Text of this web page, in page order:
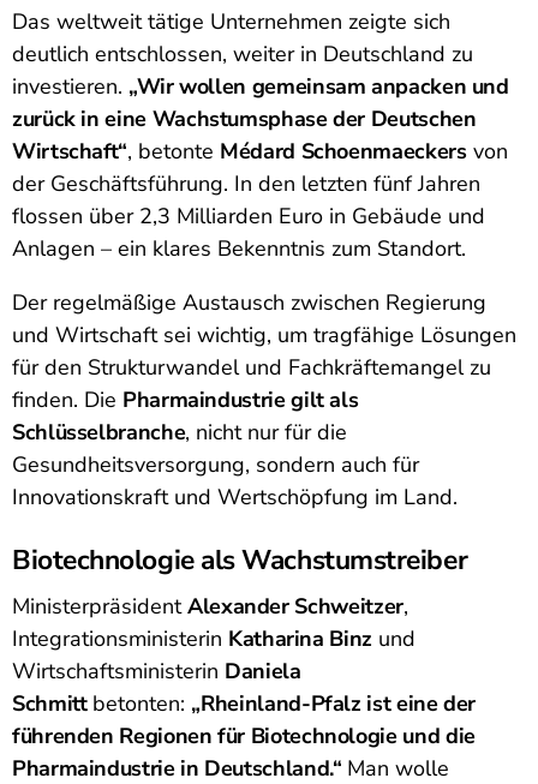
Das weltweit tätige Unternehmen zeigte sich
deutlich entschlossen, weiter in Deutschland zu
investieren. „Wir wollen gemeinsam anpacken und
zurück in eine Wachstumsphase der Deutschen
Wirtschaft“, betonte Médard Schoenmaeckersvon
der Geschäftsführung. In den letzten fünf Jahren
flossen über 2,3 Milliarden Euro in Gebäude und
Anlagen – ein klares Bekenntnis zum Standort.
Der regelmäßige Austausch zwischen Regierung
und Wirtschaft sei wichtig, um tragfähige Lösungen
für den Strukturwandel und Fachkräftemangel zu
finden. Die Pharmaindustrie gilt als
Schlüsselbranche, nicht nur für die
Gesundheitsversorgung, sondern auch für
Innovationskraft und Wertschöpfung im Land.
Biotechnologie als Wachstumstreiber
MinisterpräsidentAlexander Schweitzer,
Integrationsministerin Katharina Binz und
Wirtschaftsministerin Daniela
Schmittbetonten: „Rheinland-Pfalz ist eine der
führenden Regionen für Biotechnologie und die
Pharmaindustrie in Deutschland.“ Man wolle